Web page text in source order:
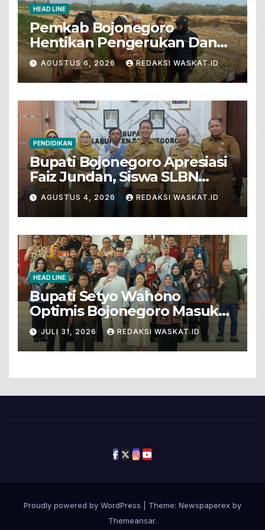
HEAD LINE
Pemkab Bojonegoro
Hentikan Pengerukan Dan
Penjualan Tanah Dari Lahan
Pertanian
AGUSTUS 6, 2026 REDAKSI WASKAT.ID
PENDIDIKAN
Bupati Bojonegoro Apresiasi
Faiz Jundan, Siswa SLBN
Gunungsari Baureno Masuk
LKS Diksus Tingkat Nasional
AGUSTUS 4, 2026 REDAKSI WASKAT.ID
HEAD LINE
Bupati Setyo Wahono
Optimis Bojonegoro Masuk
Unesco Global Geopark
JULI 31, 2026 REDAKSI WASKAT.ID
Proudly powered by WordPress
Theme: Newspaperex by
Themeansar.